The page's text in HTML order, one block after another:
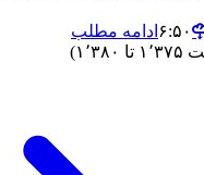
ادامه مطلب